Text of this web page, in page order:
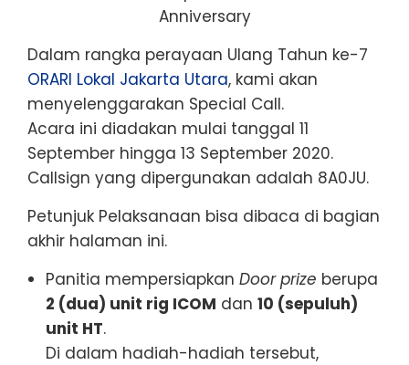
Anniversary
Dalam rangka perayaan Ulang Tahun ke-7
ORARI Lokal Jakarta Utara, kami akan
menyelenggarakan Special Call.
Acara ini diadakan mulai tanggal 11
September hingga 13 September 2020.
Callsign yang dipergunakan adalah 8A0JU.
Petunjuk Pelaksanaan bisa dibaca di bagian
akhir halaman ini.
Panitia mempersiapkan Door prize berupa
2 (dua) unit rig ICOM dan 10 (sepuluh)
unit HT.
Di dalam hadiah-hadiah tersebut,